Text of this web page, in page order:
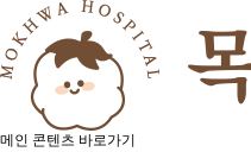
메인 콘텐츠 바로가기